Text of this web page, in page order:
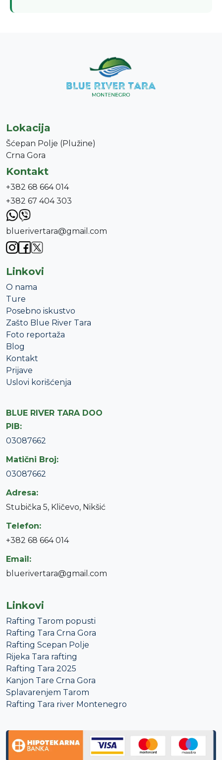
Lokacija
Šćepan Polje (Plužine)
Crna Gora
Kontakt
+382 68 664 014
+382 67 404 303
bluerivertara@gmail.com
Linkovi
O nama
Ture
Posebno iskustvo
Zašto Blue River Tara
Foto reportaža
Blog
Kontakt
Prijave
Uslovi korišćenja
BLUE RIVER TARA DOO
PIB:
03087662
Matični Broj:
03087662
Adresa:
Stubička 5, Kličevo, Nikšić
Telefon:
+382 68 664 014
Email:
bluerivertara@gmail.com
Linkovi
Rafting Tarom popusti
Rafting Tara Crna Gora
Rafting Scepan Polje
Rijeka Tara rafting
Rafting Tara 2025
Kanjon Tare Crna Gora
Splavarenjem Tarom
Rafting Tara river Montenegro